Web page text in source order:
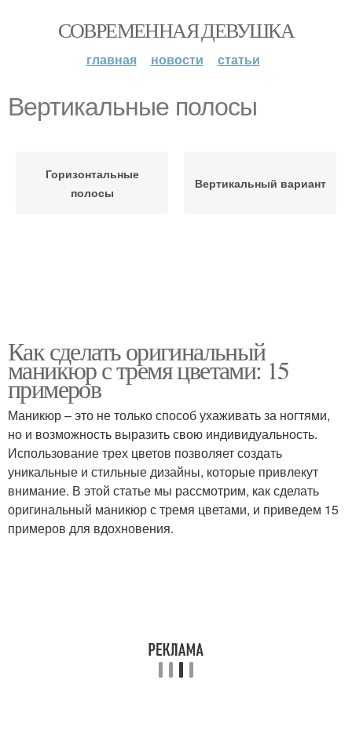
СОВРЕМЕННАЯ ДЕВУШКА
главная новости статьи
Вертикальные полосы
Горизонтальные
полосы
Вертикальный вариант
Как сделать оригинальный
маникюр с тремя цветами: 15
примеров
Маникюр – это не только способ ухаживать за ногтями,
но и возможность выразить свою индивидуальность.
Использование трех цветов позволяет создать
уникальные и стильные дизайны, которые привлекут
внимание. В этой статье мы рассмотрим, как сделать
оригинальный маникюр с тремя цветами, и приведем 15
примеров для вдохновения.